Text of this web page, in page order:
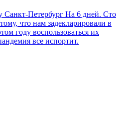
Петербург На 6 дней. Сто
что нам задекларировали в
году воспользоваться их
все испортит.